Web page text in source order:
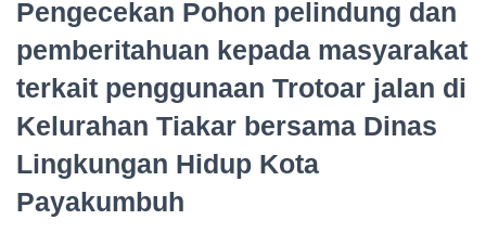
Pengecekan Pohon pelindung dan
pemberitahuan kepada masyarakat
terkait penggunaan Trotoar jalan di
Kelurahan Tiakar bersama Dinas
Lingkungan Hidup Kota
Payakumbuh